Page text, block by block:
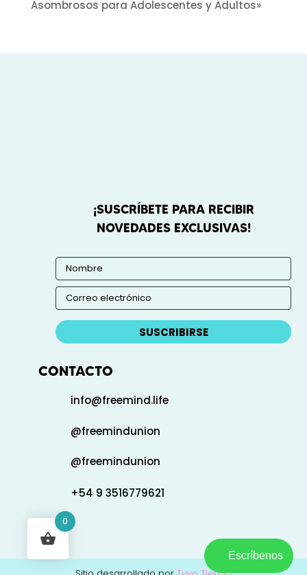
Asombrosos para Adolescentes y Adultos»
¡SUSCRÍBETE PARA RECIBIR
NOVEDADES EXCLUSIVAS!
SUSCRIBIRSE
CONTACTO
info@freemind.life
@freemindunion
@freemindunion
+54 9 3516779621
Escríbenos
0